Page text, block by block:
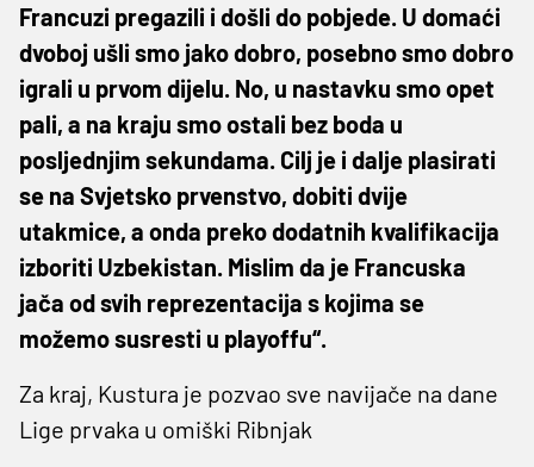
Francuzi pregazili i došli do pobjede. U domaći
dvoboj ušli smo jako dobro, posebno smo dobro
igrali u prvom dijelu. No, u nastavku smo opet
pali, a na kraju smo ostali bez boda u
posljednjim sekundama. Cilj je i dalje plasirati
se na Svjetsko prvenstvo, dobiti dvije
utakmice, a onda preko dodatnih kvalifikacija
izboriti Uzbekistan. Mislim da je Francuska
jača od svih reprezentacija s kojima se
možemo susresti u playoffu“.
Za kraj, Kustura je pozvao sve navijače na dane
Lige prvaka u omiški Ribnjak